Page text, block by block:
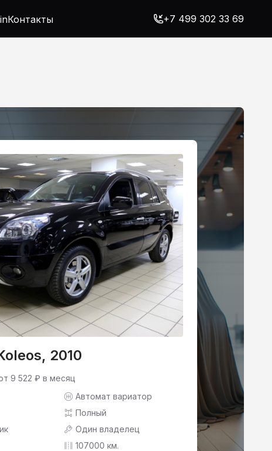
Контакты +7 499 302 33 69
2010
9 522 ₽ в месяц
Автомат вариатор
Полный
Один владелец
107000 км.